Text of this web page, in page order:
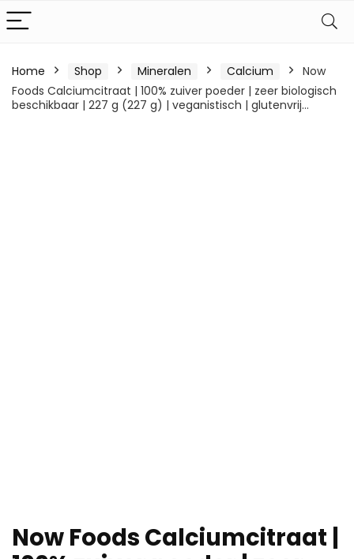
Home Shop Mineralen Calcium
Now
Foods Calciumcitraat | 100% zuiver poeder | zeer biologisch
beschikbaar | 227 g (227 g) | veganistisch | glutenvrij…
Now Foods Calciumcitraat |